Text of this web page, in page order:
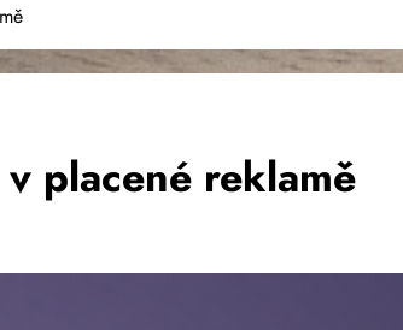
placené reklamě